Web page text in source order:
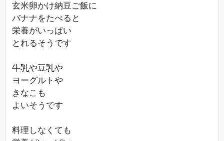
玄米卵かけ納豆ご飯に
バナナをたべると
栄養がいっぱい
とれるそうです
牛乳や豆乳や
ヨーグルトや
きなこも
よいそうです
料理しなくても